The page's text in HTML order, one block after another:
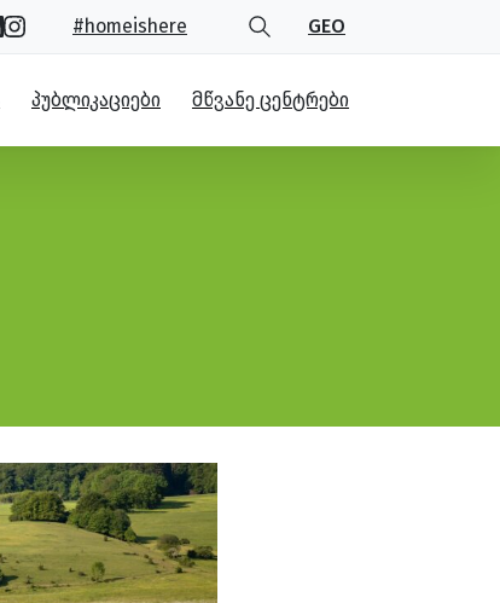
#homeishere GEO
ᲞᲣᲑᲚᲘᲙᲐᲪᲘᲔᲑᲘ ᲛᲬᲕᲐᲜᲔ ᲪᲔᲜᲢᲠᲔᲑᲘ